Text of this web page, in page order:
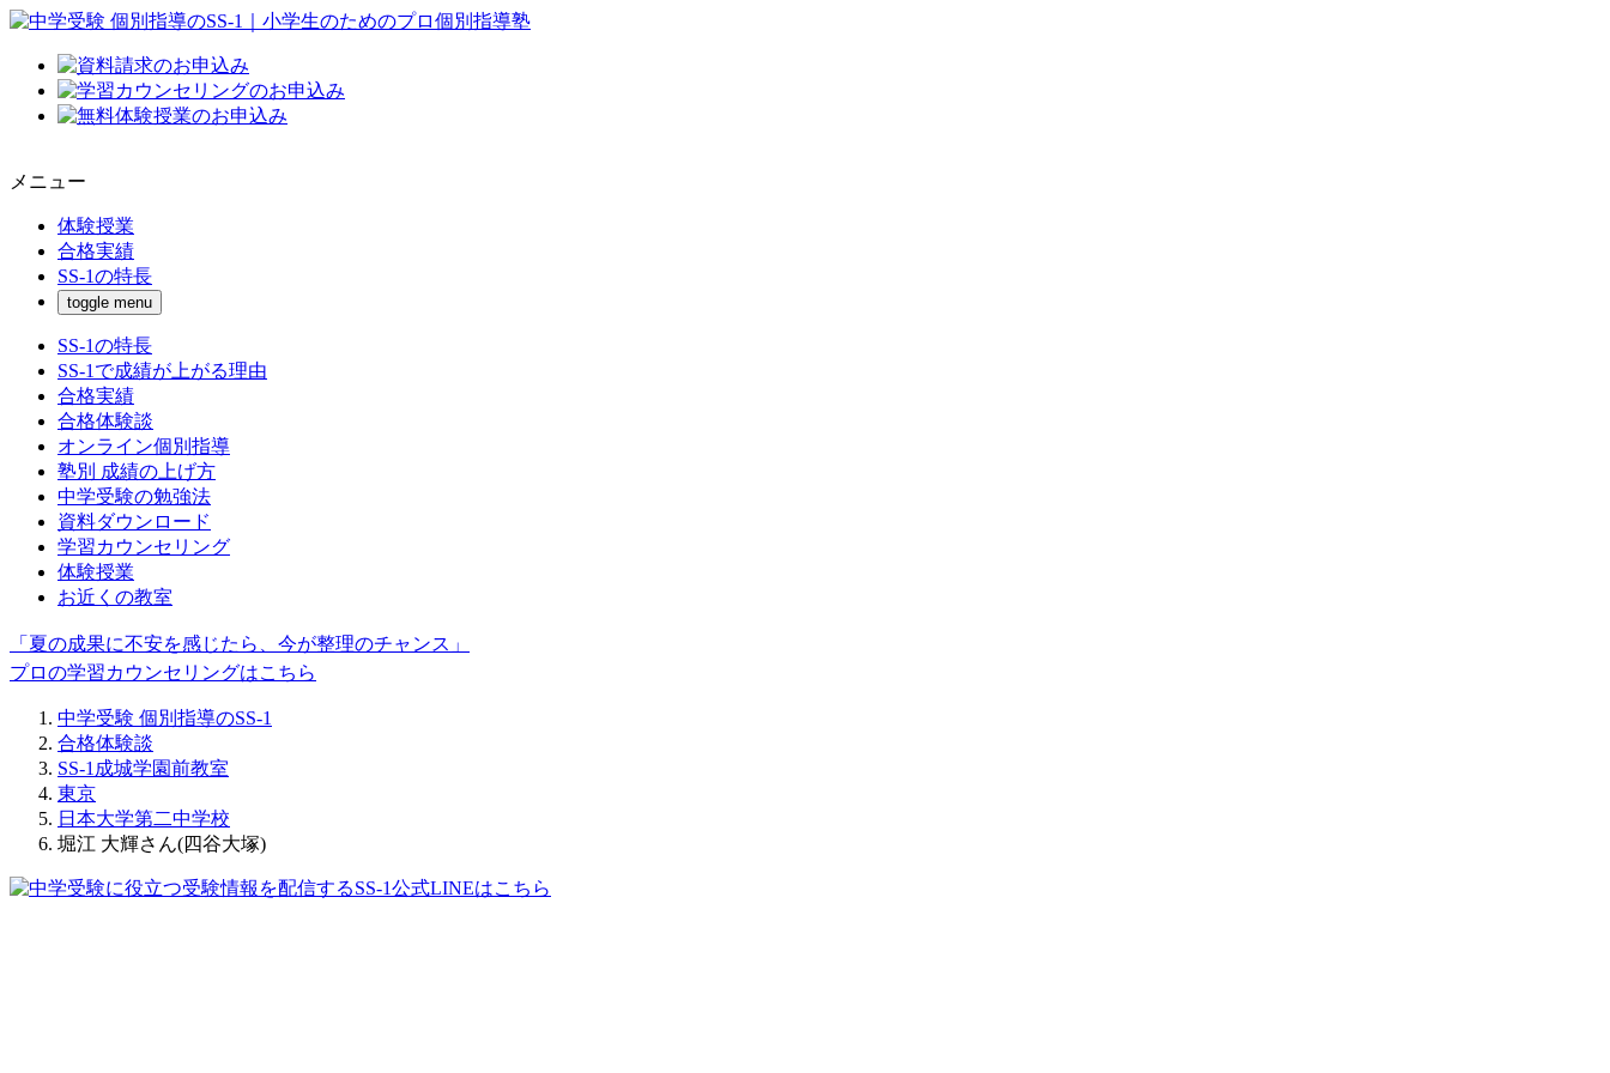
メニュー
体験授業
合格実績
SS-1の特長
toggle menu
SS-1の特長
SS-1で成績が上がる理由
合格実績
合格体験談
オンライン個別指導
塾別 成績の上げ方
中学受験の勉強法
資料ダウンロード
学習カウンセリング
体験授業
お近くの教室
「夏の成果に不安を感じたら、今が整理のチャンス」
プロの学習カウンセリングはこちら
中学受験 個別指導のSS-1
合格体験談
SS-1成城学園前教室
東京
日本大学第二中学校
堀江 大輝さん(四谷大塚)